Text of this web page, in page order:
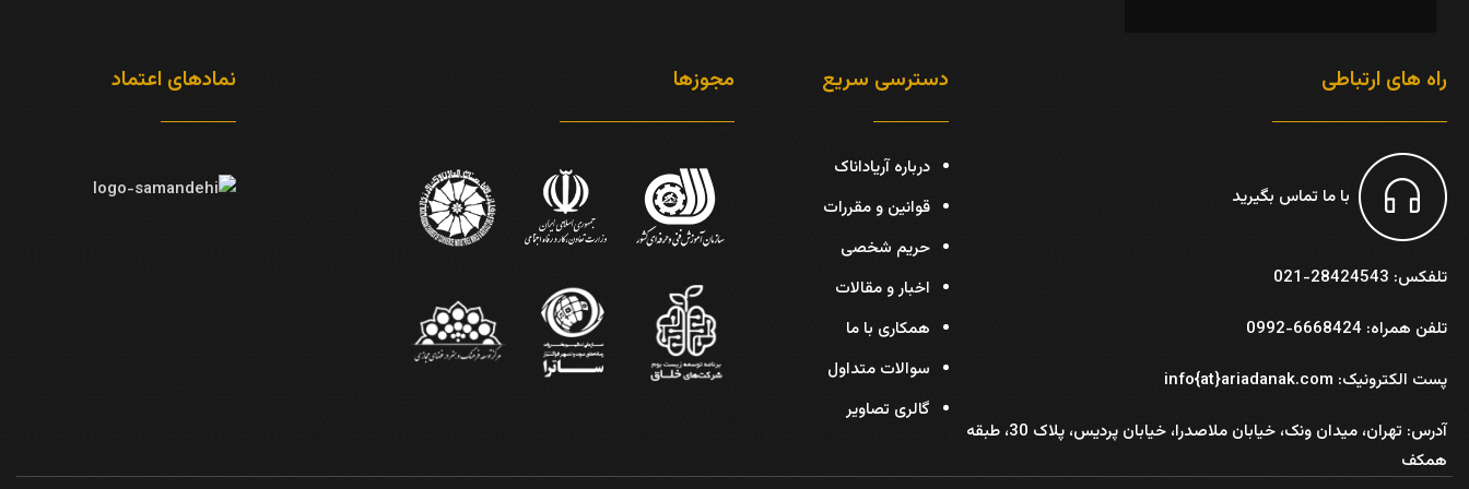
راه های ارتباطی
با ما تماس بگیرید
تلفکس: 28424543-021
تلفن همراه: 6668424-0992
پست الکترونیک: info{at}ariadanak.com
آدرس:
تهران، میدان ونک، خیابان ملاصدرا، خیابان پردیس، پلاک 30، طبقه
همکف
دسترسی سریع
درباره آریاداناک
قوانین و مقررات
حریم شخصی
اخبار و مقالات
همکاری با ما
سوالات متداول
گالری تصاویر
مجوزها نمادهای اعتماد